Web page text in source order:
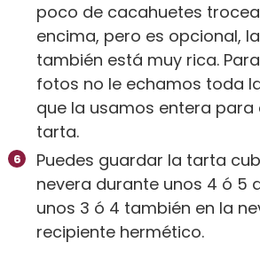
poco de cacahuetes
encima, pero es opcional,
también está muy rica.
fotos no le echamos toda
que la usamos entera para
tarta.
Puedes guardar la tarta
nevera durante unos 4 ó 5
unos 3 ó 4 también en la
recipiente hermético.